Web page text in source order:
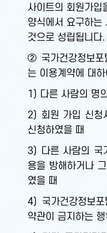
사이트의 회원가입
양식에서 요구하는
것으로 성립됩니다.
② 국가건강정보포
는 이용계약에 대
1) 다른 사람의 명
2) 회원 가입 신청
신청하였을 때
3) 다른 사람의 국
용을 방해하거나
였을 때
4) 국가건강정보
약관이 금지하는